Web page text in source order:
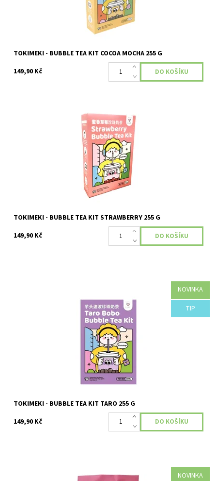
TOKIMEKI - BUBBLE TEA KIT COCOA MOCHA 255 G
149,90 Kč
Země původu: Čína Příchuť: JAHODA
Momentálně nedostupné
TOKIMEKI - BUBBLE TEA KIT STRAWBERRY 255 G
149,90 Kč
NOVINKA
TIP
Země původu: Čína Příchuť: TARO
Momentálně nedostupné
TOKIMEKI - BUBBLE TEA KIT TARO 255 G
149,90 Kč
NOVINKA